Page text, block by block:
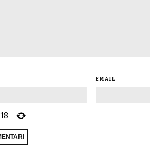
EMAIL
18